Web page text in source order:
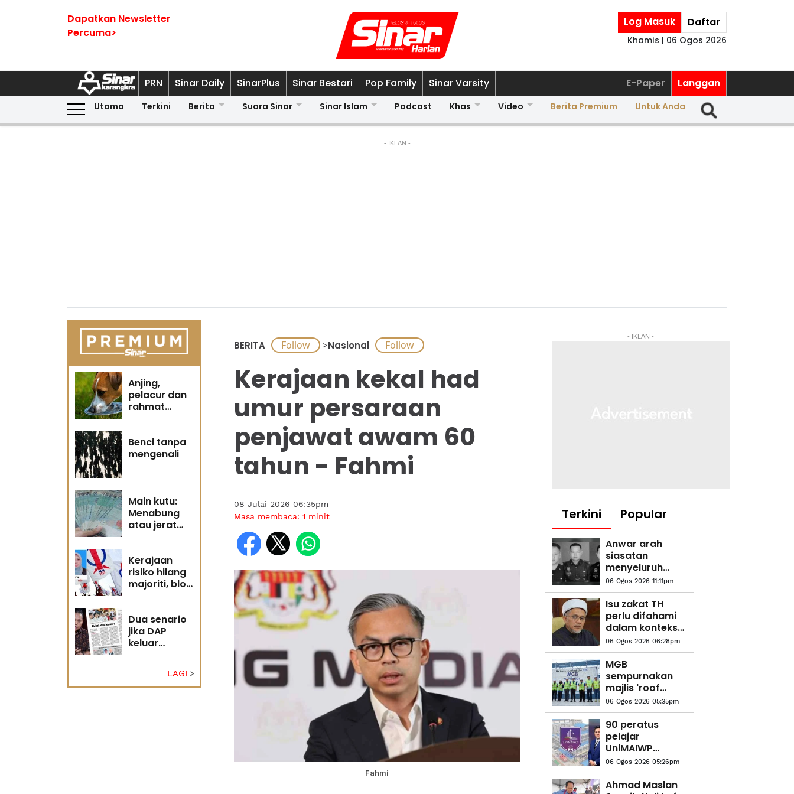
Dapatkan Newsletter
Percuma>
Log Masuk Daftar
Khamis | 06 Ogos 2026
PRN Sinar Daily SinarPlus Sinar Bestari Pop Family Sinar Varsity E-Paper Langgan
Utama Terkini Berita Suara Sinar Sinar Islam Podcast Khas Video Berita Premium Untuk Anda
- IKLAN -
Anjing,
pelacur dan
rahmat
Benci tanpa
mengenali
Main kutu:
Menabung
atau jerat
Kerajaan
risiko hilang
majoriti, blok
semula
Dua senario
jika DAP
keluar
LAGI
BERITA >Nasional
Kerajaan kekal had
umur persaraan
penjawat awam 60
tahun - Fahmi
08 Julai 2026 06:35pm
Masa membaca: 1 minit
Fahmi
- IKLAN -
Terkini Popular
Anwar arah
siasatan
menyeluruh
kejadian
anggota polis
maut di
Beaufort
06 Ogos 2026 11:11pm
Isu zakat TH
perlu difahami
dalam konteks
syariah - Mufti
Pahang
06 Ogos 2026 06:28pm
MGB
sempurnakan
majlis 'roof
topping'
Pangsapuri
Saujana Indah
06 Ogos 2026 05:35pm
90 peratus
pelajar
UniMAIWP
ditawarkan
bantuan am
pelajaran
06 Ogos 2026 05:26pm
Ahmad Maslan